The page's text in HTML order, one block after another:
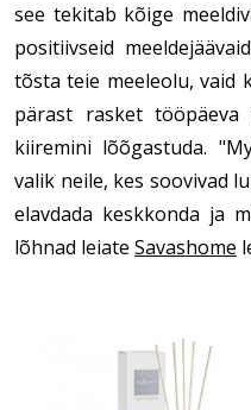
see tekitab kõige
positiivseid
tõsta teie meeleolu, vaid
pärast rasket
kiiremini lõõgastuda.
valik neile, kes soovivad
elavdada keskkonda ja
lõhnad leiate Savashome